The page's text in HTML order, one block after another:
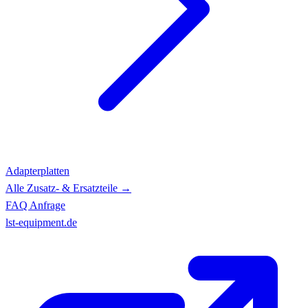
Adapterplatten
Alle Zusatz- & Ersatzteile →
FAQ Anfrage
lst-equipment.de